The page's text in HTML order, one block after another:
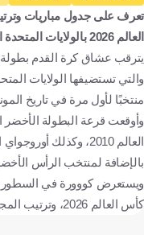
كاب فيردي
كرة
تعرف على جدول مباريات
العالم 2026 بالولايات المتحدة الأمريكية وكندا والمكسيك
منتخبًا لأول مرة في تاريخ
وأوقعت قرعة البطولة
العالم 2010، وكذلك
بالإضافة لمنتخب الرأس
ويستعرض كووورة في السطور
كأس العالم 2026، وترتيب المجموعة والقنوات الناقلة..